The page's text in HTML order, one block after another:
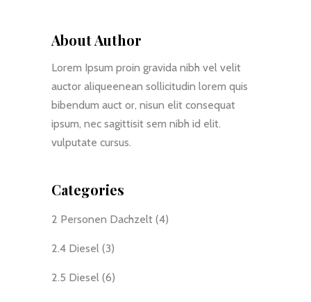
About Author
Lorem Ipsum proin gravida nibh vel velit
auctor aliqueenean sollicitudin lorem quis
bibendum auct or, nisun elit consequat
ipsum, nec sagittisit sem nibh id elit.
vulputate cursus.
Categories
2 Personen Dachzelt (4)
2.4 Diesel (3)
2.5 Diesel (6)